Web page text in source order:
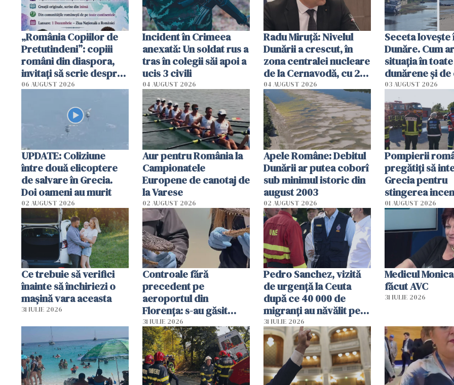
„România Copiilor de
Pretutindeni”: copiii
români din diaspora,
invitați să scrie despre
România într-un volum
06 AUGUST 2026
Incident în Crimeea
anexată: Un soldat rus a
tras în colegii săi apoi a
ucis 3 civili
04 AUGUST 2026
Radu Miruţă: Nivelul
Dunării a crescut, în
zona centralei nucleare
de la Cernavodă, cu 2
cm faţă de ziua trecută
04 AUGUST 2026
Seceta
Dunăre. Cum
situația în
dunărene și de
România
efectele, deși a
în iulie
03 AUGUST 2026
UPDATE: Coliziune
între două elicoptere
de salvare în Grecia.
Doi oameni au murit
02 AUGUST 2026
Aur pentru România la
Campionatele
Europene de canotaj de
la Varese
02 AUGUST 2026
Apele Române: Debitul
Dunării ar putea coborî
sub minimul istoric din
august 2003
02 AUGUST 2026
Pompierii
pregătiţi să
Grecia pentru
stingerea
01 AUGUST 2026
Ce trebuie să verifici
înainte să închiriezi o
mașină vara aceasta
31 IULIE 2026
Controale fără
precedent pe
aeroportul din
Florența: s-au găsit
capete de aligator și o
sumă imensă de bani
31 IULIE 2026
Pedro Sanchez, vizită
de urgență la Ceuta
după ce 40 000 de
migranți au năvălit pe
teritoriul spaniol: „Vom
mobiliza toate
resursele"
31 IULIE 2026
Medicul
făcut AVC
31 IULIE 2026